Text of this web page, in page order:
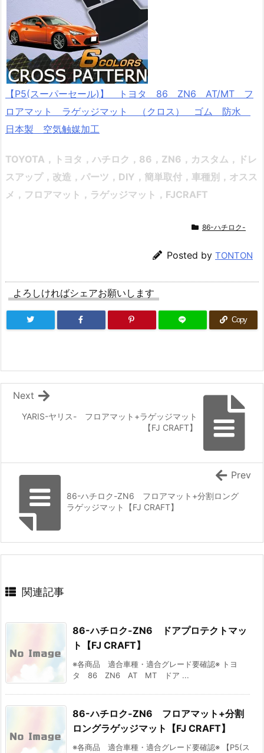
【P5(スーパーセール)】 トヨタ 86 ZN6 AT/MT フ
ロアマット ラゲッジマット （クロス） ゴム 防水
日本製 空気触媒加工
TOYOTA，トヨタ，ハチロク，86，ZN6 ，カスタム，ドレ
スアップ，改造，パーツ，DIY，簡単取付，車種別，オスス
メ ，フロアマット，ラゲッジマット，FJCRAFT
86-ハチロク-
Posted by TONTON
よろしければシェアお願いします
Copy
YARIS-ヤリス- フロアマット+ラゲッジマット
【FJ CRAFT】
Next
86-ハチロク-ZN6 フロアマット+分割ロング
ラゲッジマット【FJ CRAFT】
Prev
関連記事
86-ハチロク-ZN6 ドアプロテクトマッ
ト【FJ CRAFT】
※各商品 適合車種・適合グレード要確認※ トヨ
タ 86 ZN6 AT MT ドア ...
86-ハチロク-ZN6 フロアマット+分割
ロングラゲッジマット【FJ CRAFT】
※各商品 適合車種・適合グレード要確認※ 【P5(ス